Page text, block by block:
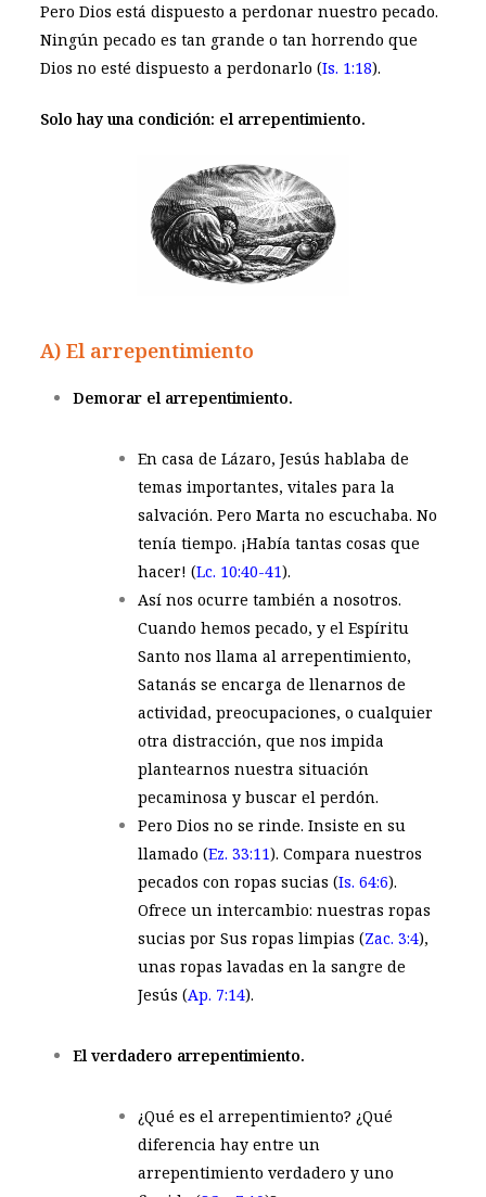
Pero Dios está dispuesto a perdonar nuestro pecado.
Ningún pecado es tan grande o tan horrendo que
Dios no esté dispuesto a perdonarlo (Is. 1:18).
Solo hay una condición: el arrepentimiento.
A) El arrepentimiento
Demorar el arrepentimiento.
En casa de Lázaro, Jesús hablaba de
temas importantes, vitales para la
salvación. Pero Marta no escuchaba. No
tenía tiempo. ¡Había tantas cosas que
hacer! (Lc. 10:40-41).
Así nos ocurre también a nosotros.
Cuando hemos pecado, y el Espíritu
Santo nos llama al arrepentimiento,
Satanás se encarga de llenarnos de
actividad, preocupaciones, o cualquier
otra distracción, que nos impida
plantearnos nuestra situación
pecaminosa y buscar el perdón.
Pero Dios no se rinde. Insiste en su
llamado (Ez. 33:11). Compara nuestros
pecados con ropas sucias (Is. 64:6).
Ofrece un intercambio: nuestras ropas
sucias por Sus ropas limpias (Zac. 3:4),
unas ropas lavadas en la sangre de
Jesús (Ap. 7:14).
El verdadero arrepentimiento.
¿Qué es el arrepentimiento? ¿Qué
diferencia hay entre un
arrepentimiento verdadero y uno